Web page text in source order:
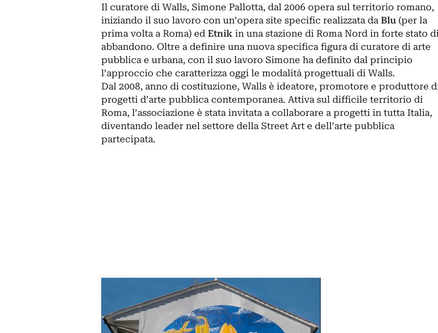
Il curatore di Walls, Simone Pallotta, dal 2006 opera sul territorio romano,
iniziando il suo lavoro con un’opera site specific realizzata daBlu(per la
prima volta a Roma) ed Etnikin una stazione di Roma Nord in forte stato
abbandono. Oltre a definire una nuova specifica figura di curatore di arte
pubblica e urbana, con il suo lavoro Simone ha definito dal principio
l’approccio che caratterizza oggi le modalità progettuali di Walls.
Dal 2008, anno di costituzione, Walls è ideatore, promotore e produttore
progetti d’arte pubblica contemporanea. Attiva sul difficile territorio di
Roma, l’associazione è stata invitata a collaborare a progetti in tutta Italia,
diventando leader nel settore della Street Art e dell’arte pubblica
partecipata.